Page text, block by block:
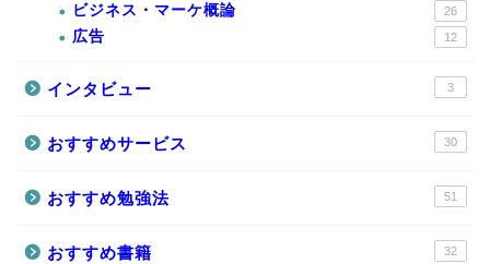
ビジネス・マーケ概論 26
広告 12
インタビュー 3
おすすめサービス 30
おすすめ勉強法 51
おすすめ書籍 32